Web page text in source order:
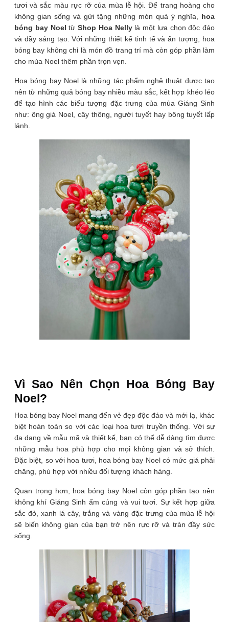
tươi và sắc màu rực rỡ của mùa lễ hội. Để trang hoàng cho
không gian sống và gửi tặng những món quà ý nghĩa, hoa
bóng bay Noel từ Shop Hoa Nellylà một lựa chọn độc đáo
và đầy sáng tạo. Với những thiết kế tinh tế và ấn tượng, hoa
bóng bay không chỉ là món đồ trang trí mà còn góp phần làm
cho mùa Noel thêm phần trọn vẹn.
Hoa bóng bay Noel là những tác phẩm nghệ thuật được tạo
nên từ những quả bóng bay nhiều màu sắc, kết hợp khéo léo
để tạo hình các biểu tượng đặc trưng của mùa Giáng Sinh
như: ông già Noel, cây thông, người tuyết hay bông tuyết lấp
lánh.
Vì Sao Nên Chọn Hoa Bóng Bay
Noel?
Hoa bóng bay Noel mang đến vẻ đẹp độc đáo và mới lạ, khác
biệt hoàn toàn so với các loại hoa tươi truyền thống. Với sự
đa dạng về mẫu mã và thiết kế, bạn có thể dễ dàng tìm được
những mẫu hoa phù hợp cho mọi không gian và sở thích.
Đặc biệt, so với hoa tươi, hoa bóng bay Noel có mức giá phải
chăng, phù hợp với nhiều đối tượng khách hàng.
Quan trọng hơn, hoa bóng bay Noel còn góp phần tạo nên
không khí Giáng Sinh ấm cúng và vui tươi. Sự kết hợp giữa
sắc đỏ, xanh lá cây, trắng và vàng đặc trưng của mùa lễ hội
sẽ biến không gian của bạn trở nên rực rỡ và tràn đầy sức
sống.